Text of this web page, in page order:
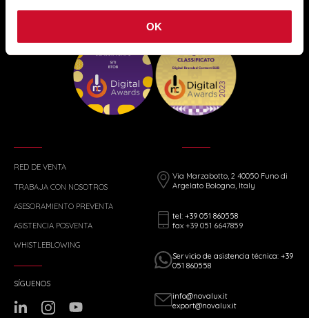
OK
RED DE VENTA
TRABAJA CON NOSOTROS
ASESORAMIENTO PREVENTA
ASISTENCIA POSVENTA
WHISTLEBLOWING
Via Marzabotto, 2 40050 Funo di
Argelato Bologna, Italy
tel: +39 051 860558
fax +39 051 6647859
Servicio de asistencia técnica: +39
051 860558
info@novalux.it
export@novalux.it
SÍGUENOS